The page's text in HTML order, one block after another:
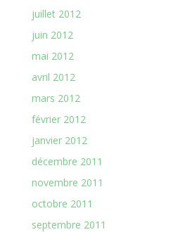
juillet 2012
juin 2012
mai 2012
avril 2012
mars 2012
février 2012
janvier 2012
décembre 2011
novembre 2011
octobre 2011
septembre 2011